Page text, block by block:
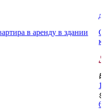
новая меблированная 1-
Лайя Хайтс, Дубай
фут